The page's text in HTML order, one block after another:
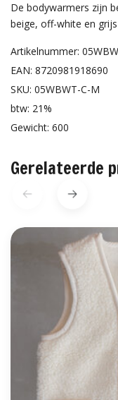
De bodywarmers zijn
beige, off-white en grijs
Artikelnummer:
EAN: 8720981918690
SKU: 05WBWT-C-M
btw: 21%
Gewicht: 600
Gerelateerde